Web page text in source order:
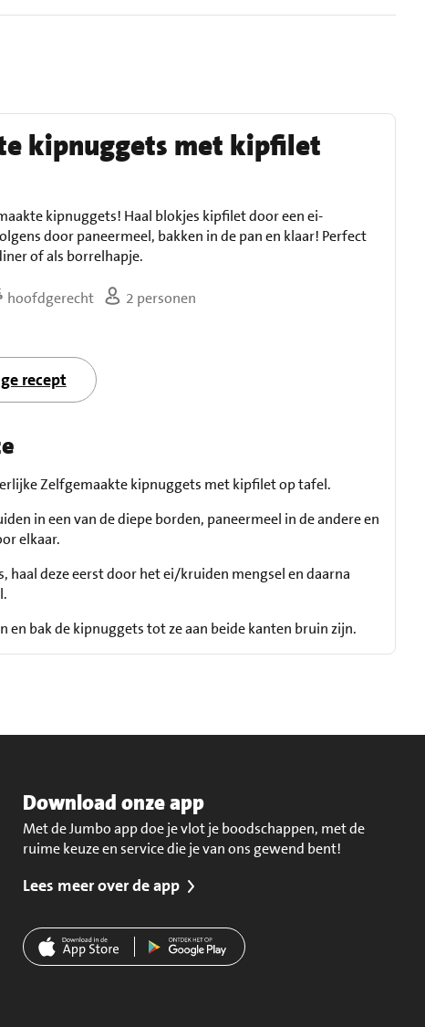
kipnuggets met kipfilet
kipnuggets! Haal blokjes kipfilet door een ei-
door paneermeel, bakken in de pan en klaar! Perfect
of als borrelhapje.
hoofdgerecht
2 personen
recept
Zelfgemaakte kipnuggets met kipfilet op tafel.
in een van de diepe borden, paneermeel in de andere en
elkaar.
haal deze eerst door het ei/kruiden mengsel en daarna
en bak de kipnuggets tot ze aan beide kanten bruin zijn.
Download onze app
Met de Jumbo app doe je vlot je boodschappen, met de
ruime keuze en service die je van ons gewend bent!
Lees meer over de app